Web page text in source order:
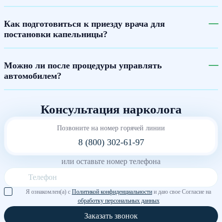
Как подготовиться к приезду врача для
постановки капельницы?
Можно ли после процедуры управлять
автомобилем?
Консультация нарколога
Позвоните на номер горячей линии
8 (800) 302-61-97
или оставьте номер телефона
Я ознакомлен(а) с Политикой конфиденциальности и даю свое Согласие на
обработку персональных данных
Заказать звонок